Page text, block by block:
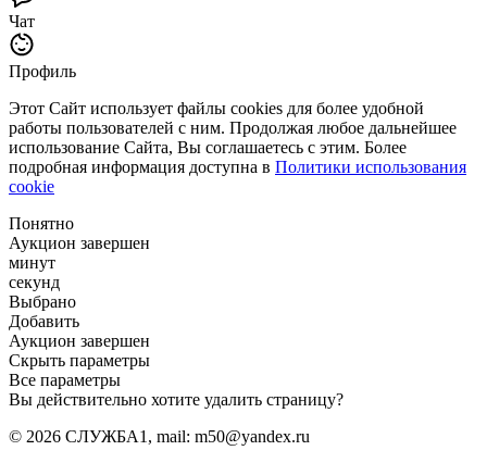
Чат
Профиль
Этот Сайт использует файлы cookies для более удобной
работы пользователей с ним. Продолжая любое дальнейшее
использование Сайта, Вы соглашаетесь с этим. Более
подробная информация доступна в Политики использования
cookie
Понятно
Аукцион завершен
минут
секунд
Выбрано
Добавить
Аукцион завершен
Скрыть параметры
Все параметры
Вы действительно хотите удалить страницу?
© 2026 СЛУЖБА1, mail: m50@yandex.ru